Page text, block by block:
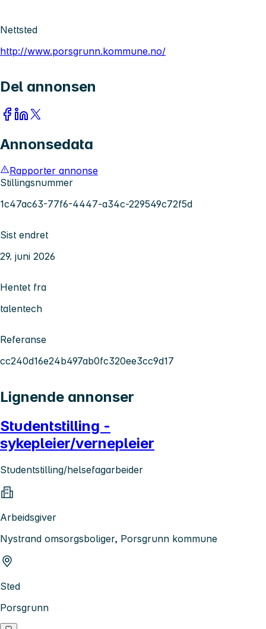
Nettsted
http://www.porsgrunn.kommune.no/
Del annonsen
Annonsedata
Rapporter annonse
Stillingsnummer
1c47ac63-77f6-4447-a34c-229549c72f5d
Sist endret
29. juni 2026
Hentet fra
talentech
Referanse
cc240d16e24b497ab0fc320ee3cc9d17
Lignende annonser
Studentstilling -
sykepleier/vernepleier
Studentstilling/helsefagarbeider
Arbeidsgiver
Nystrand omsorgsboliger, Porsgrunn kommune
Sted
Porsgrunn